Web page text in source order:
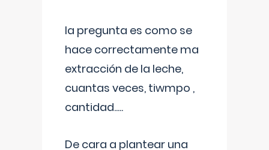
la pregunta es como se
hace correctamente ma
extracción de la leche,
cuantas veces, tiwmpo ,
cantidad.....
De cara a plantear una